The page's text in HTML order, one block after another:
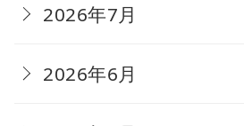
2026年7月
2026年6月